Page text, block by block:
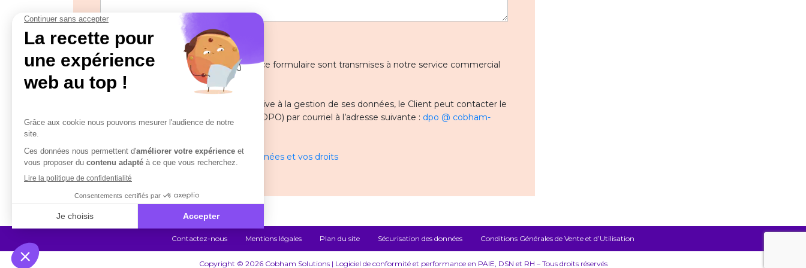
Les informations recueillies à partir de ce formulaire sont transmises à notre service commercial
pour gérer votre demande.
Pour toute question ou remarque relative à la gestion de ses données, le Client peut contacter le
Délégué à la protection des données (DPO) par courriel à l’adresse suivante : dpo @ cobham-
solutions.com
En savoir plus sur la gestion de vos données et vos droits
Contactez-nous Mentions légales Plan du site Sécurisation des données Conditions Générales de Vente et d’Utilisation
Copyright © 2026 Cobham Solutions | Logiciel de conformité et performance en PAIE, DSN et RH – Tous droits réservés